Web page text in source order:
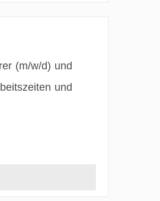
(m/w/d) und
und